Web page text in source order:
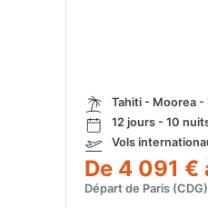
Tahiti - Moorea -
12 jours - 10
Vols
De 4 091
Départ de Paris